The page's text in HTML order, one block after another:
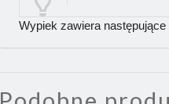
Wypiek zawiera następujące